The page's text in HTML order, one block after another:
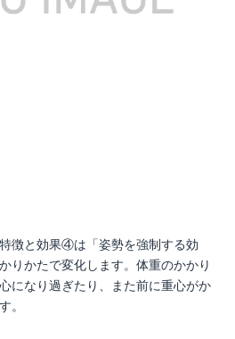
徴と効果④は「姿勢を強制する効
りかたで変化します。体重のかかり
になり過ぎたり、また前に重心がか
。